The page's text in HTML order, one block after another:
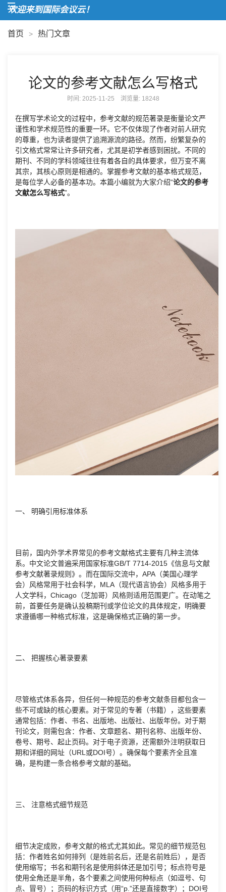
迎来到国际会议云！
首页 > 热门文章
论文的参考文献怎么写格式
时间: 2025-11-25 浏览量: 18248
在撰写学术论文的过程中，参考文献的规范著录是衡量论文严
谨性和学术规范性的重要一环。它不仅体现了作者对前人研究
的尊重，也为读者提供了追溯源流的路径。然而，纷繁复杂的
引文格式常常让许多研究者，尤其是初学者感到困扰。不同的
期刊、不同的学科领域往往有着各自的具体要求，但万变不离
其宗，其核心原则是相通的。掌握参考文献的基本格式规范，
是每位学人必备的基本功。本篇小编就为大家介绍“论文的参考
文献怎么写格式”。
一、 明确引用标准体系
目前，国内外学术界常见的参考文献格式主要有几种主流体
系。中文论文普遍采用国家标准GB/T 7714-2015《信息与文献
参考文献著录规则》。而在国际交流中，APA（美国心理学
会）风格常用于社会科学，MLA（现代语言协会）风格多用于
人文学科，Chicago（芝加哥）风格则适用范围更广。在动笔之
前，首要任务是确认投稿期刊或学位论文的具体规定，明确要
求遵循哪一种格式标准，这是确保格式正确的第一步。
二、 把握核心著录要素
尽管格式体系各异，但任何一种规范的参考文献条目都包含一
些不可或缺的核心要素。对于常见的专著（书籍），这些要素
通常包括：作者、书名、出版地、出版社、出版年份。对于期
刊论文，则需包含：作者、文章题名、期刊名称、出版年份、
卷号、期号、起止页码。对于电子资源，还需额外注明获取日
期和详细的网址（URL或DOI号）。确保每个要素齐全且准
确，是构建一条合格参考文献的基础。
三、 注意格式细节规范
细节决定成败，参考文献的格式尤其如此。常见的细节规范包
括：作者姓名如何排列（是姓前名后，还是名前姓后），是否
使用缩写；书名和期刊名是使用斜体还是加引号；标点符号是
使用全角还是半角，各个要素之间使用何种标点（如逗号、句
点、冒号）；页码的标识方式（用“p.”还是直接数字）；DOI号